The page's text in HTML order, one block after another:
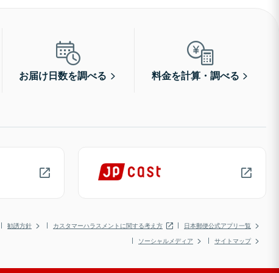
お届け日数を調べる 料金を計算・調べる
勧誘方針 カスタマーハラスメントに関する考え方
日本郵便公式アプリ一覧
ソーシャルメディア
サイトマップ